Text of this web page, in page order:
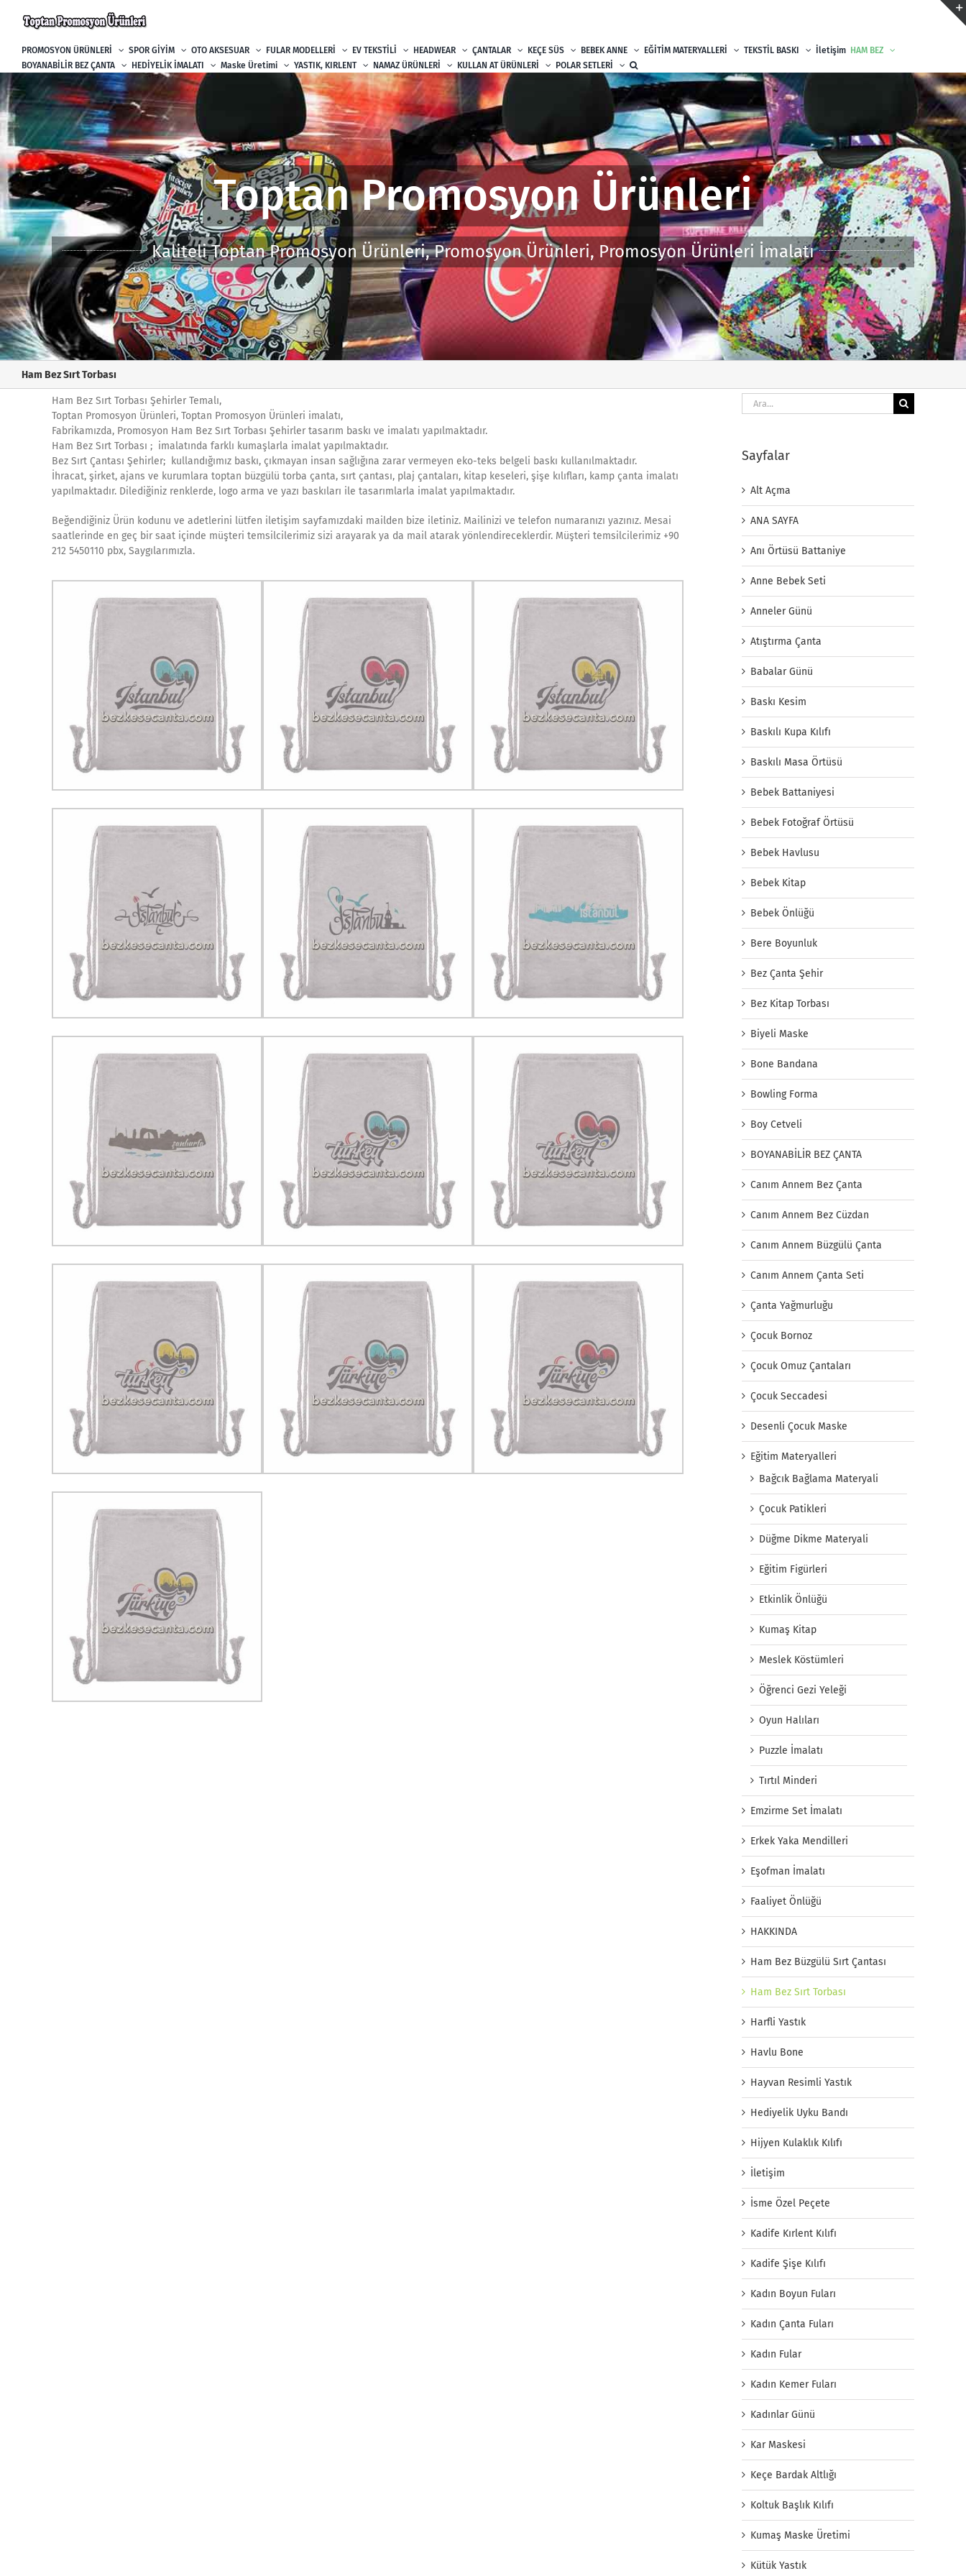
PROMOSYON ÜRÜNLERİ SPOR GİYİM OTO AKSESUAR FULAR MODELLERİ EV TEKSTİLİ HEADWEAR ÇANTALAR KEÇE SÜS BEBEK ANNE EĞİTİM MATERYALLERİ TEKSTİL BASKI İletişim HAM BEZ
BOYANABİLİR BEZ ÇANTA
HEDİYELİK İMALATI Maske Üretimi YASTIK, KIRLENT NAMAZ ÜRÜNLERİ KULLAN AT ÜRÜNLERİ POLAR SETLERİ
Toptan Promosyon Ürünleri
Kaliteli Toptan Promosyon Ürünleri, Promosyon Ürünleri, Promosyon Ürünleri İmalatı
Ham Bez Sırt Torbası
Ham Bez Sırt Torbası Şehirler Temalı,
Toptan Promosyon Ürünleri, Toptan Promosyon Ürünleri imalatı,
Fabrikamızda, Promosyon Ham Bez Sırt Torbası Şehirler tasarım baskı ve imalatı yapılmaktadır.
Ham Bez Sırt Torbası ; imalatında farklı kumaşlarla imalat yapılmaktadır.
Bez Sırt Çantası Şehirler; kullandığımız baskı, çıkmayan insan sağlığına zarar vermeyen eko-teks belgeli baskı kullanılmaktadır.
İhracat, şirket, ajans ve kurumlara toptan büzgülü torba çanta, sırt çantası, plaj çantaları, kitap keseleri, şişe kılıfları, kamp çanta imalatı
yapılmaktadır. Dilediğiniz renklerde, logo arma ve yazı baskıları ile tasarımlarla imalat yapılmaktadır.
Beğendiğiniz Ürün kodunu ve adetlerini lütfen iletişim sayfamızdaki mailden bize iletiniz. Mailinizi ve telefon numaranızı yazınız. Mesai
saatlerinde en geç bir saat içinde müşteri temsilcilerimiz sizi arayarak ya da mail atarak yönlendireceklerdir. Müşteri temsilcilerimiz +90
212 5450110 pbx, Saygılarımızla.
Ara:
Sayfalar
Alt Açma
ANA SAYFA
Anı Örtüsü Battaniye
Anne Bebek Seti
Anneler Günü
Atıştırma Çanta
Babalar Günü
Baskı Kesim
Baskılı Kupa Kılıfı
Baskılı Masa Örtüsü
Bebek Battaniyesi
Bebek Fotoğraf Örtüsü
Bebek Havlusu
Bebek Kitap
Bebek Önlüğü
Bere Boyunluk
Bez Çanta Şehir
Bez Kitap Torbası
Biyeli Maske
Bone Bandana
Bowling Forma
Boy Cetveli
BOYANABİLİR BEZ ÇANTA
Canım Annem Bez Çanta
Canım Annem Bez Cüzdan
Canım Annem Büzgülü Çanta
Canım Annem Çanta Seti
Çanta Yağmurluğu
Çocuk Bornoz
Çocuk Omuz Çantaları
Çocuk Seccadesi
Desenli Çocuk Maske
Eğitim Materyalleri
Bağcık Bağlama Materyali
Çocuk Patikleri
Düğme Dikme Materyali
Eğitim Figürleri
Etkinlik Önlüğü
Kumaş Kitap
Meslek Köstümleri
Öğrenci Gezi Yeleği
Oyun Halıları
Puzzle İmalatı
Tırtıl Minderi
Emzirme Set İmalatı
Erkek Yaka Mendilleri
Eşofman İmalatı
Faaliyet Önlüğü
HAKKINDA
Ham Bez Büzgülü Sırt Çantası
Ham Bez Sırt Torbası
Harfli Yastık
Havlu Bone
Hayvan Resimli Yastık
Hediyelik Uyku Bandı
Hijyen Kulaklık Kılıfı
İletişim
İsme Özel Peçete
Kadife Kırlent Kılıfı
Kadife Şişe Kılıfı
Kadın Boyun Fuları
Kadın Çanta Fuları
Kadın Fular
Kadın Kemer Fuları
Kadınlar Günü
Kar Maskesi
Keçe Bardak Altlığı
Koltuk Başlık Kılıfı
Kumaş Maske Üretimi
Kütük Yastık